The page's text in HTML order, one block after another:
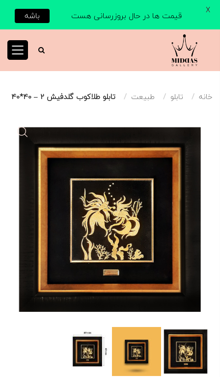
خانه تابلو طبیعت تابلو طلاکوب گلدفیش 2 – 40*40
قیمت ها در حال بروزرسانی هست باشه X